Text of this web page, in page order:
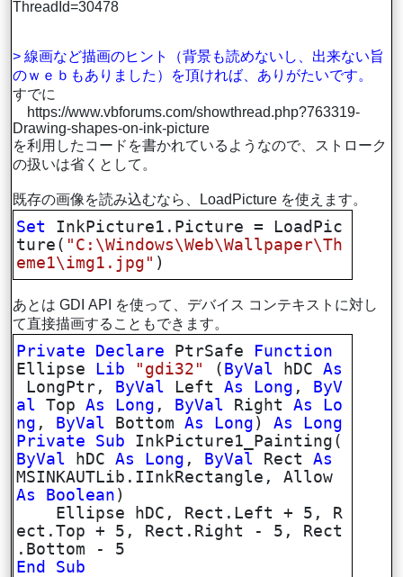
ThreadId=30478
> 線画など描画のヒント（背景も読めないし、出来ない旨
のｗｅｂもありました）を頂ければ、ありがたいです。
すでに
https://www.vbforums.com/showthread.php?763319-
Drawing-shapes-on-ink-picture
を利用したコードを書かれているようなので、ストローク
の扱いは省くとして。
既存の画像を読み込むなら、LoadPicture を使えます。
Set
InkPicture1.Picture = LoadPic
ture( "C:\Windows\Web\Wallpaper\Th
eme1\img1.jpg" )
あとは GDI API を使って、デバイス コンテキストに対し
て直接描画することもできます。
Private Declare PtrSafe
Function
Ellipse
Lib "gdi32" ( ByVal hDCAs
LongPtr,
ByVal LeftAs Long ,
ByV
al TopAs Long , ByVal RightAs
Lo
ng , ByVal BottomAs Long )As
Long
Private
Sub InkPicture1_Painting(
ByVal hDCAs Long , ByVal RectAs
MSINKAUTLib.IInkRectangle, Allow
As
Boolean )
Ellipse hDC, Rect.Left + 5, R
ect.Top + 5, Rect.Right - 5, Rect
.Bottom - 5
End
Sub